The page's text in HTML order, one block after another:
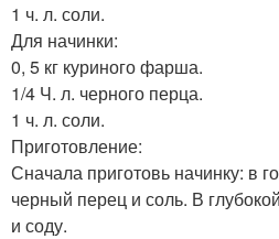
Пирожки с картошкой
1 ч. л. соли.
Для начинки:
0, 5 кг куриного фарша.
1/4 Ч. л. черного перца.
1 ч. л. соли.
Приготовление:
Сначала приготовь начинку: в
черный перец и соль. В
и соду.